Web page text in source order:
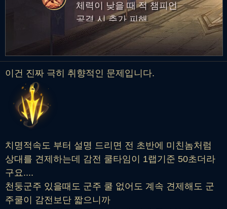
체력이 낮을 때 적 챔피언
공격 시 추가 피해
이건 진짜 극히 취향적인 문제입니다.
치명적속도 부터 설명 드리면 전 초반에 미친놈처럼
상대를 견제하는데 감전 쿨타임이 1랩기준 50초더라
구요....
천둥군주 있을때도 군주 쿨 없어도 계속 견제해도 군
주쿨이 감전보단 짧으니까